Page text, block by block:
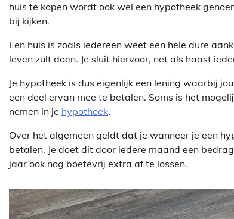
huis te kopen wordt ook wel een hypotheek
bij kijken.
Een huis is zoals iedereen weet een hele dure
leven zult doen. Je sluit hiervoor, net als haast
Je hypotheek is dus eigenlijk een lening waarbij
een deel ervan mee te betalen. Soms is het
nemen in je hypotheek.
Over het algemeen geldt dat je wanneer je een
betalen. Je doet dit door iedere maand een
jaar ook nog boetevrij extra af te lossen.